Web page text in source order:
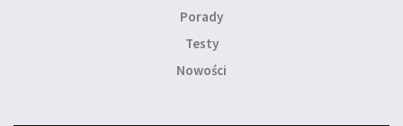
Porady
Testy
Nowości